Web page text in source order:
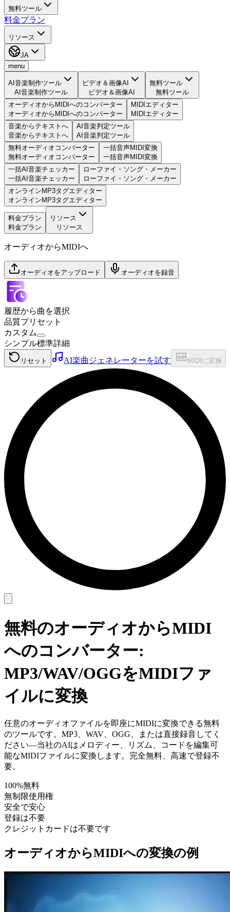
無料ツール
料金プラン
リソース
JA
menu
AI音楽制作ツール
AI音楽制作ツール
ビデオ＆画像AI
ビデオ＆画像AI
無料ツール
無料ツール
オーディオからMIDIへのコンバーター
オーディオからMIDIへのコンバーター
MIDIエディター
MIDIエディター
音楽からテキストへ
音楽からテキストへ
AI音楽判定ツール
AI音楽判定ツール
無料オーディオコンバーター
無料オーディオコンバーター
一括音声MIDI変換
一括音声MIDI変換
一括AI音楽チェッカー
一括AI音楽チェッカー
ローファイ・ソング・メーカー
ローファイ・ソング・メーカー
オンラインMP3タグエディター
オンラインMP3タグエディター
料金プラン
料金プラン
リソース
リソース
オーディオからMIDIへ
オーディオをアップロード オーディオを録音
履歴から曲を選択
品質プリセット
カスタム
シンプル標準詳細
リセット AI楽曲ジェネレーターを試す MIDIに変換
無料のオーディオからMIDI
へのコンバーター:
MP3/WAV/OGGをMIDIファ
イルに変換
任意のオーディオファイルを即座にMIDIに変換できる無料
のツールです。MP3、WAV、OGG、または直接録音してく
ださい—当社のAIはメロディー、リズム、コードを編集可
能なMIDIファイルに変換します。完全無料、高速で登録不
要。
100%無料
無制限使用権
安全で安心
登録は不要
クレジットカードは不要です
オーディオからMIDIへの変換の例